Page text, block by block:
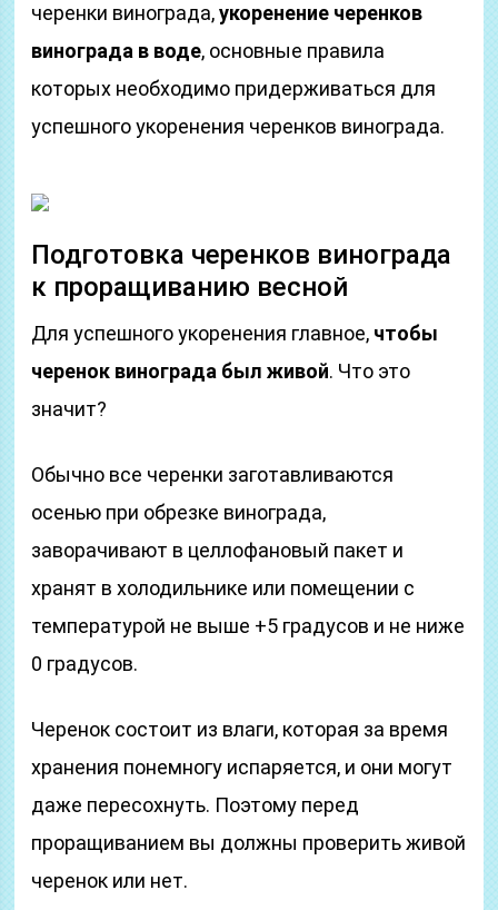
черенки винограда,укоренение черенков
винограда в воде, основные правила
которых необходимо придерживаться для
успешного укоренения черенков винограда.
Подготовка черенков винограда
к проращиванию весной
Для успешного укоренения главное, чтобы
черенок винограда был живой. Что это
значит?
Обычно все черенки заготавливаются
осенью при обрезке винограда,
заворачивают в целлофановый пакет и
хранят в холодильнике или помещении с
температурой не выше +5 градусов и не ниже
0 градусов.
Черенок состоит из влаги, которая за время
хранения понемногу испаряется, и они могут
даже пересохнуть. Поэтому перед
проращиванием вы должны проверить живой
черенок или нет.